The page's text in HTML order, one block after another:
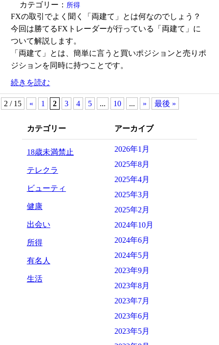
カテゴリー： 所得
FXの取引でよく聞く「両建て」とは何なのでしょう？
今回は勝てるFXトレーダーが行っている「両建て」に
ついて解説します。
「両建て」とは、簡単に言うと買いポジションと売りポ
ジションを同時に持つことです。
続きを読む
2 / 15 « 1 2 3 4 5 ... 10 ... » 最後 »
カテゴリー
18歳未満禁止
テレクラ
ビューティ
健康
出会い
所得
有名人
生活
アーカイブ
2026年1月
2025年8月
2025年4月
2025年3月
2025年2月
2024年10月
2024年6月
2024年5月
2023年9月
2023年8月
2023年7月
2023年6月
2023年5月